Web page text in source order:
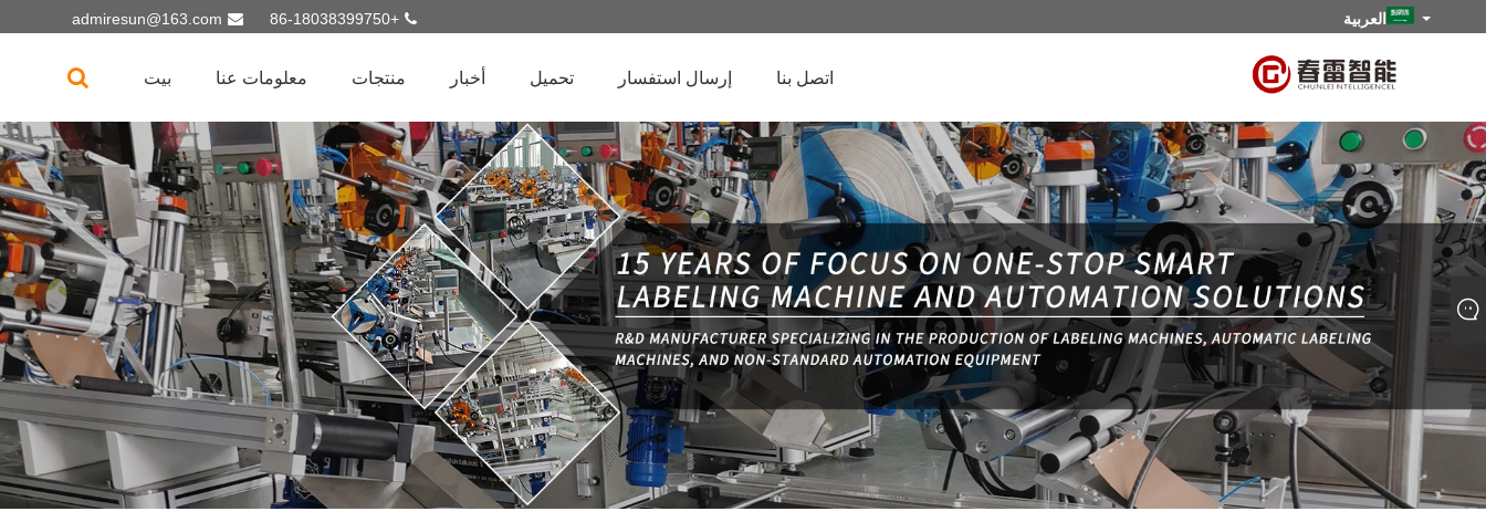
+86-18038399750
admiresun@163.com العربية
بيت معلومات عنا منتجات أخبار تحميل إرسال استفسار اتصل بنا